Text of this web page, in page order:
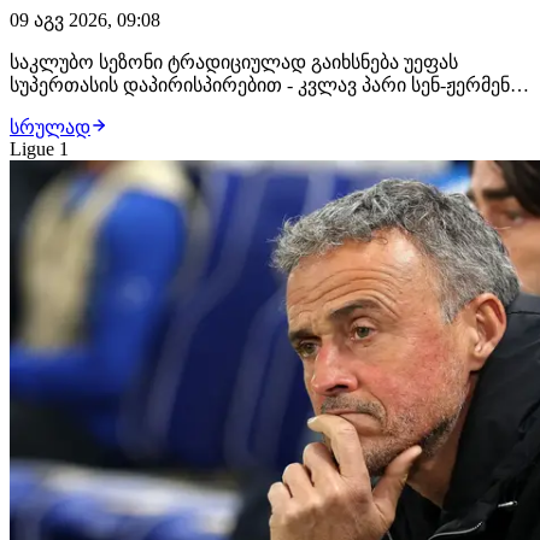
09 აგვ 2026, 09:08
საკლუბო სეზონი ტრადიციულად გაიხსნება უეფას
სუპერთასის დაპირისპირებით - კვლავ პარი სენ-ჟერმენი,
მეორედ და მისი მოწინააღმდეგე, ევროპა ლიგის
ტრიუმფატორი ასტონ ვილა. აღნიშნულ შეხვედრას არც
ინტრიგა აკლია და არც ისტორიული კონტექსტი. პსჟ-ს
გამ…
სრულად
Ligue 1